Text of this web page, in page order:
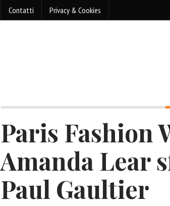
Contatti Privacy & Cookies
Paris Fashion
Amanda Lear
Paul Gaultier